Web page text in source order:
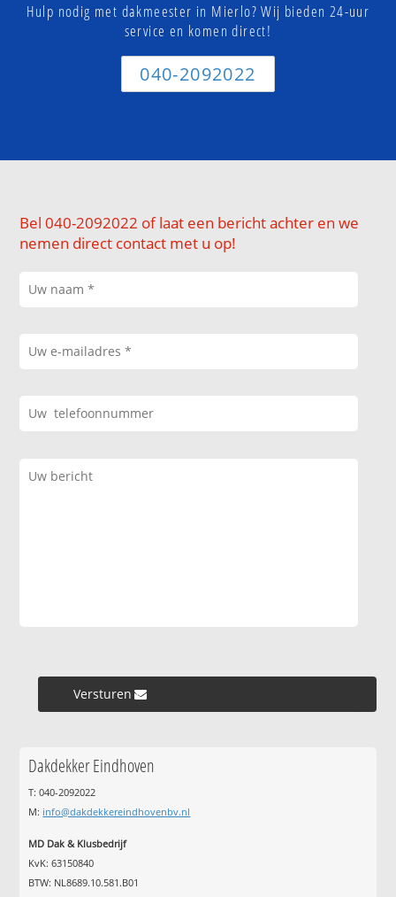
Hulp nodig met dakmeester in Mierlo? Wij bieden 24-uur
service en komen direct!
040-2092022
Bel 040-2092022 of laat een bericht achter en we
nemen direct contact met u op!
Versturen »
Dakdekker Eindhoven
T: 040-2092022
M: info@dakdekkereindhovenbv.nl
MD Dak & Klusbedrijf
KvK: 63150840
BTW: NL8689.10.581.B01